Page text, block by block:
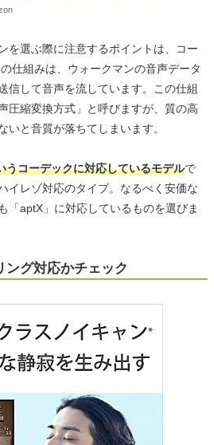
を選ぶ際に注意するポイントは、コー
仕組みは、ウォークマンの音声データ
信して音声を流しています。この仕組
圧縮変換方式」と呼びますが、質の高
いと音質が落ちてしまいます。
うコーデックに対応しているモデルで
イレゾ対応のタイプ。なるべく安価な
「aptX」に対応しているものを選びま
ング対応かチェック